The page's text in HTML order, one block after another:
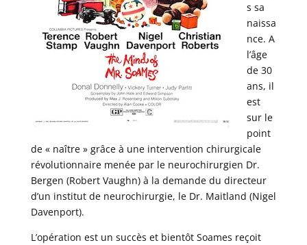
s sa
naissa
nce. A
l’âge
de 30
ans, il
est
sur le
point
de « naître » grâce à une intervention chirurgicale
révolutionnaire menée par le neurochirurgien Dr.
Bergen (Robert Vaughn) à la demande du directeur
d’un institut de neurochirurgie, le Dr. Maitland (Nigel
Davenport).
L’opération est un succès et bientôt Soames reçoit